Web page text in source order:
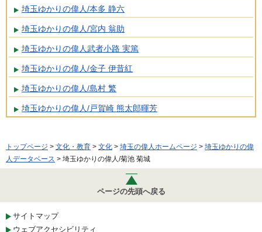
埼玉ゆかりの偉人/本多 静六
埼玉ゆかりの偉人/宮内 翁助
埼玉ゆかりの偉人武者小路 実篤
埼玉ゆかりの偉人/金子 伊昔紅
埼玉ゆかりの偉人/島村 繁
埼玉ゆかりの偉人/戸賀崎 熊太郎暉芳
トップページ > 文化・教育 > 文化 > 埼玉の偉人ホームページ > 埼玉ゆかりの偉
人データベース > 埼玉ゆかりの偉人/菊池 菊城
ページの先頭へ戻る
サイトマップ
ウェブアクセシビリティ